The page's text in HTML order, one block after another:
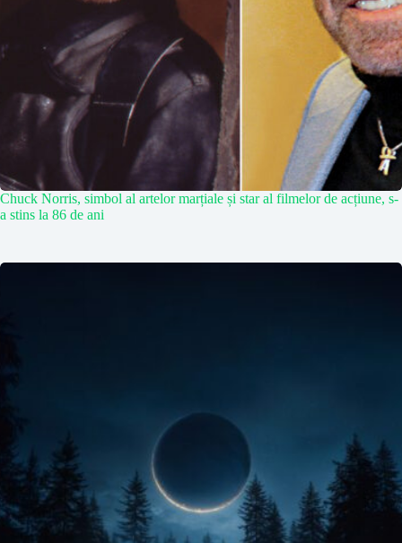
Chuck Norris, simbol al artelor marțiale și star al filmelor de acțiune, s-
a stins la 86 de ani